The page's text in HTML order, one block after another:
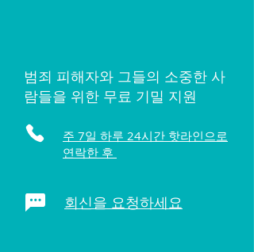
범죄 피해자와 그들의 소중한 사
람들을 위한 무료 기밀 지원
주 7일 하루 24시간 핫라인으로
연락한 후
회신을 요청하세요